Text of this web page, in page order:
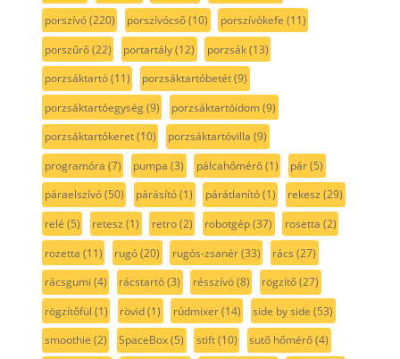
porszívó(220) porszívócső(10) porszívókefe (11)
porszűrő(22) portartály(12) porzsák(13)
porzsáktartó(11) porzsáktartóbetét(9)
porzsáktartóegység(9) porzsáktartóidom(9)
porzsáktartókeret(10) porzsáktartóvilla (9)
programóra (7) pumpa (3) pálcahőmérő(1) pár(5)
páraelszívó(50) párásító(1) párátlanító(1) rekesz (29)
relé (5) retesz (1) retro(2) robotgép(37) rosetta (2)
rozetta (11) rugó(20) rugós-zsanér(33) rács (27)
rácsgumi (4) rácstartó(3) résszívó(8) rögzítő(27)
rögzítőfül (1) rövid(1) rúdmixer(14) side by side (53)
smoothie (2) SpaceBox(5) stift(10) sutő hőmérő(4)